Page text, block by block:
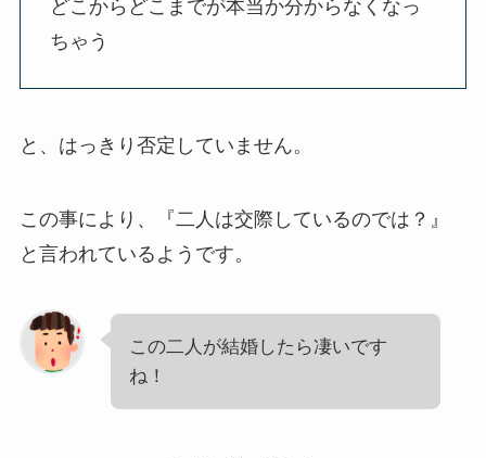
どこからどこまでが本当か分からなくなっ
ちゃう
と、はっきり否定していません。
この事により、『二人は交際しているのでは？』
と言われているようです。
この二人が結婚したら凄いです
ね！